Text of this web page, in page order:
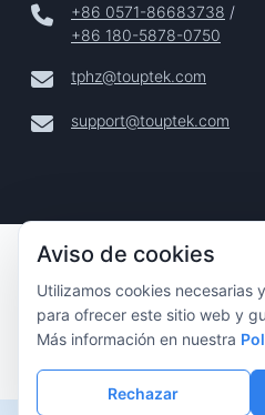
+86 0571-86683738 /
+86 180-5878-0750
tphz@touptek.com
support@touptek.com
Copyright © 2024–2026
|
Aviso de cookies
Utilizamos cookies necesarias
para ofrecer este sitio web y
Más información en nuestra
Rechazar